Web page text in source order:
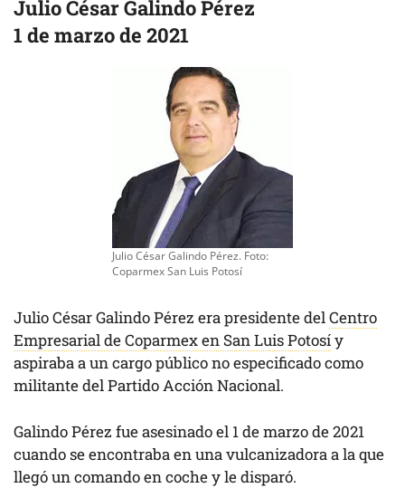
Julio César Galindo Pérez
1 de marzo de 2021
Julio César Galindo Pérez. Foto:
Coparmex San Luis Potosí
Julio César Galindo Pérez era presidente delCentro
Empresarial de Coparmex en San Luis Potosíy
aspiraba a un cargo público no especificado como
militante del Partido Acción Nacional.
Galindo Pérez fue asesinado el 1 de marzo de 2021
cuando se encontraba en una vulcanizadora a la que
llegó un comando en coche y le disparó.